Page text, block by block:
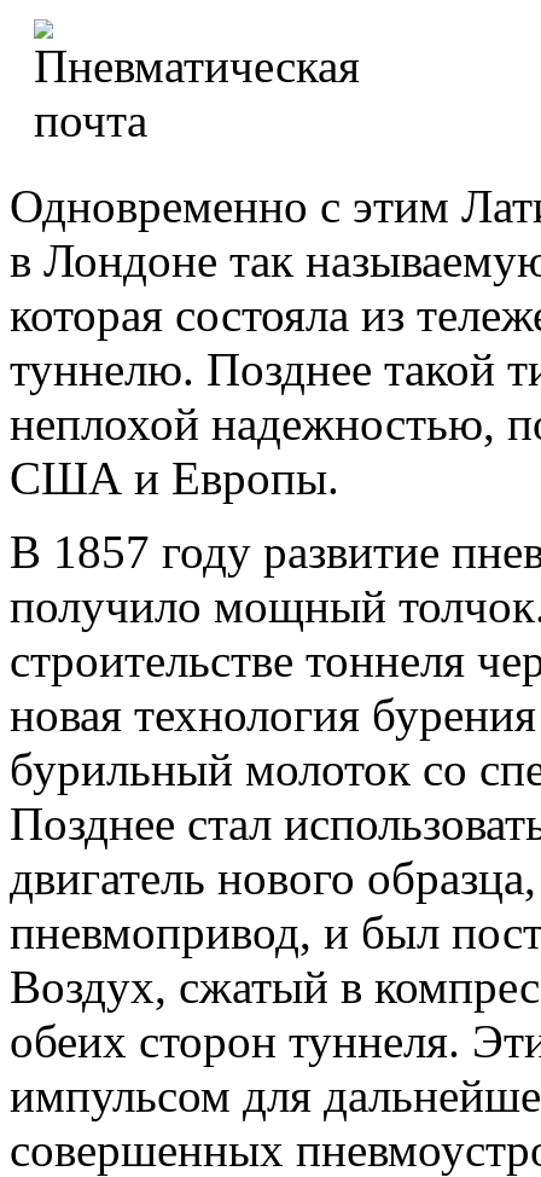
Одновременно с этим
в Лондоне так
которая состояла из
туннелю. Позднее такой
неплохой надежностью,
США и Европы.
В 1857 году развитие
получило мощный
строительстве тоннеля
новая технология
бурильный молоток со
Позднее стал
двигатель нового
пневмопривод, и был
Воздух, сжатый в
обеих сторон туннеля.
импульсом для
совершенных